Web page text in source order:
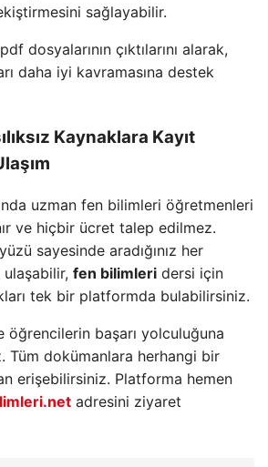
sağlayabilir.
dosyalarının çıktılarını alarak,
daha iyi kavramasına destek
Kaynaklara Kayıt
uzman fen bilimleri öğretmenleri
ve hiçbir ücret talep edilmez.
sayesinde aradığınız her
fen bilimleri dersi için
tek bir platformda bulabilirsiniz.
öğrencilerin başarı yolculuğuna
Tüm dokümanlara herhangi bir
erişebilirsiniz. Platforma hemen
adresini ziyaret